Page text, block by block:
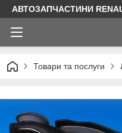
АВТОЗАПЧАСТИНИ
Товари та послуги